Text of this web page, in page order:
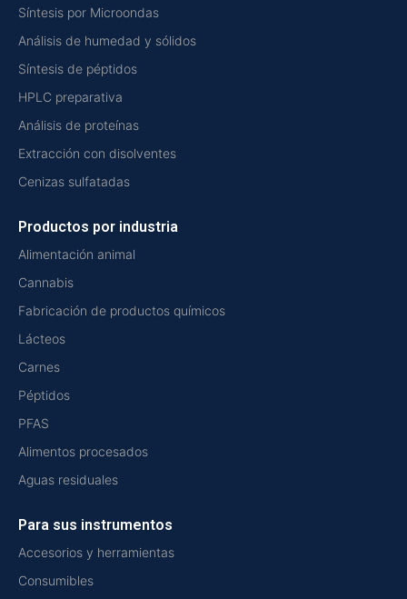
Síntesis por Microondas
Análisis de humedad y sólidos
Síntesis de péptidos
HPLC preparativa
Análisis de proteínas
Extracción con disolventes
Cenizas sulfatadas
Productos por industria
Alimentación animal
Cannabis
Fabricación de productos químicos
Lácteos
Carnes
Péptidos
PFAS
Alimentos procesados
Aguas residuales
Para sus instrumentos
Accesorios y herramientas
Consumibles